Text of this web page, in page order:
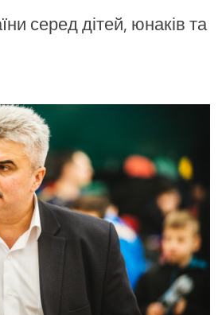
серед дітей, юнаків та